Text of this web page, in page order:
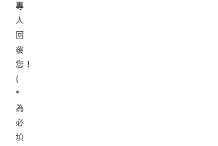
專
人
回
覆
您！
(
*
為
必
填